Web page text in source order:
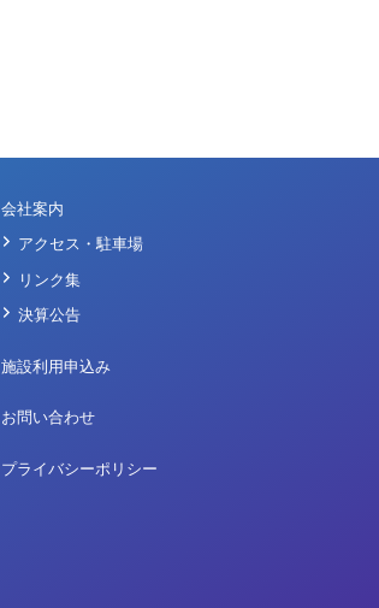
会社案内
アクセス・駐車場
リンク集
決算公告
施設利用申込み
お問い合わせ
プライバシーポリシー